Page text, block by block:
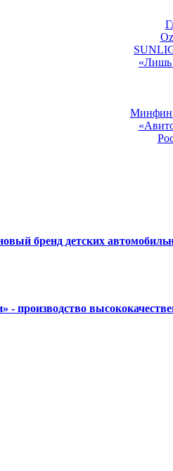
«Лишь
Минфин:
бренд детских
- производство